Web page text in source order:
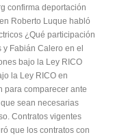
confirma deportación
Roberto Luque habló
¿Qué participación
Fabián Calero en el
bajo la Ley RICO
la Ley RICO en
para comparecer ante
sean necesarias
Contratos vigentes
que los contratos con